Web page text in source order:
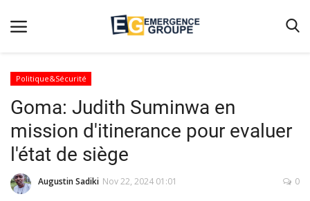
Accueil
Contact
Emergence
Galerie
Politique&Sécurité
Goma: Judith Suminwa en
mission d'itinerance pour evaluer
l'état de siège
Augustin Sadiki Nov 22, 2024 01:01 0